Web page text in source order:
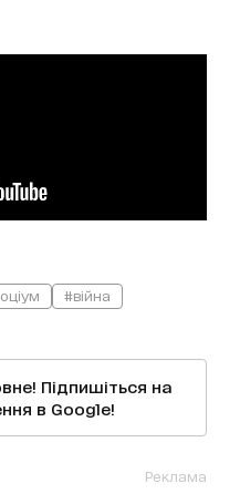
#війна
Підпишіться на
в Google!
Реклама